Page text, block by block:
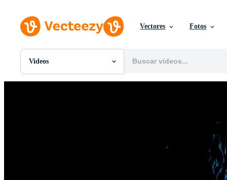
Vectores Fotos
Videos
Todas Imágenes